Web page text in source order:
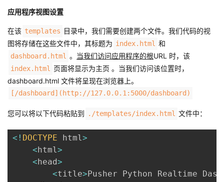
应用程序视图设置
在该 templates 目录中，我们需要创建两个文件。我们代码的视
图将存储在这些文件中，其标题为 index.html 和
dashboard.html 。 当我们访问应用程序的根URL 时，该
index.html
页面将显示为主页 。当我们访问该位置时，
dashboard.html 文件将呈现在浏览器上。
[/dashboard](http://127.0.0.1:5000/dashboard)
您可以将以下代码粘贴到 ./templates/index.html 文件中：
< ! DOCTYPE html>
<html>
<head>
<title>Pusher Python Realtime